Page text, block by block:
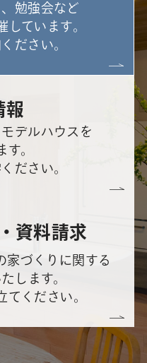
勉強会など
しています。
ださい。
報
デルハウスを
す。
ださい。
資料請求
家づくりに関する
します。
てください。